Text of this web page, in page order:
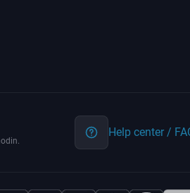
Help center /